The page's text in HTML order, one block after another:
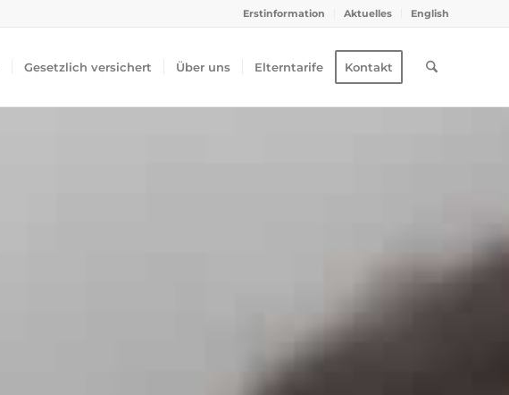
Erstinformation Aktuelles English
Gesetzlich versichert Über uns Elterntarife Kontakt